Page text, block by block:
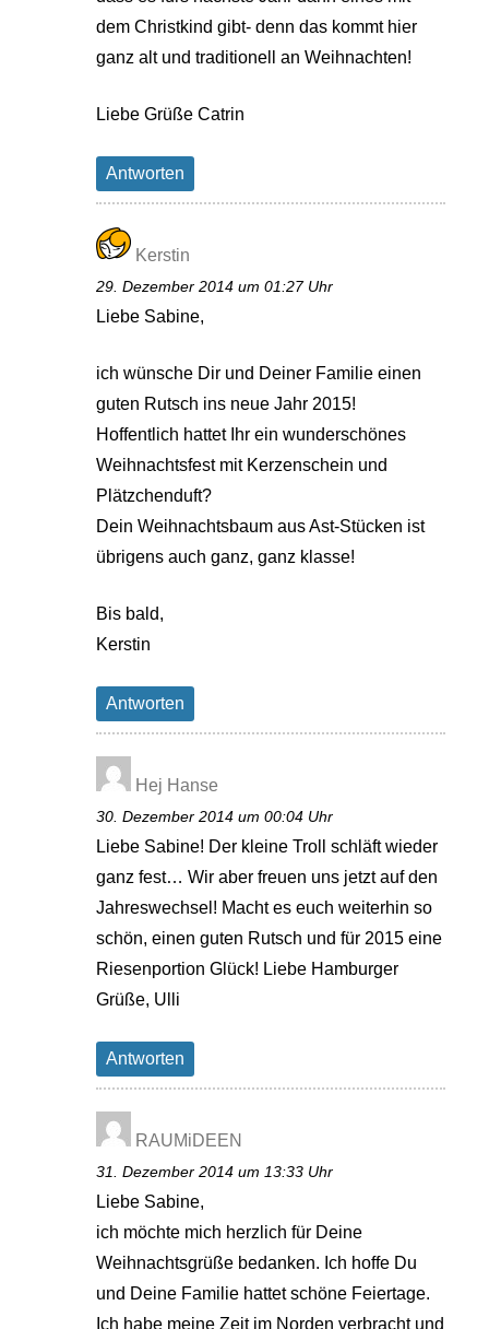
dem Christkind gibt- denn das kommt hier
ganz alt und traditionell an Weihnachten!
Liebe Grüße Catrin
Antworten
Kerstin
29. Dezember 2014 um 01:27 Uhr
Liebe Sabine,
ich wünsche Dir und Deiner Familie einen
guten Rutsch ins neue Jahr 2015!
Hoffentlich hattet Ihr ein wunderschönes
Weihnachtsfest mit Kerzenschein und
Plätzchenduft?
Dein Weihnachtsbaum aus Ast-Stücken ist
übrigens auch ganz, ganz klasse!
Bis bald,
Kerstin
Antworten
Hej Hanse
30. Dezember 2014 um 00:04 Uhr
Liebe Sabine! Der kleine Troll schläft wieder
ganz fest… Wir aber freuen uns jetzt auf den
Jahreswechsel! Macht es euch weiterhin so
schön, einen guten Rutsch und für 2015 eine
Riesenportion Glück! Liebe Hamburger
Grüße, Ulli
Antworten
RAUMiDEEN
31. Dezember 2014 um 13:33 Uhr
Liebe Sabine,
ich möchte mich herzlich für Deine
Weihnachtsgrüße bedanken. Ich hoffe Du
und Deine Familie hattet schöne Feiertage.
Ich habe meine Zeit im Norden verbracht und